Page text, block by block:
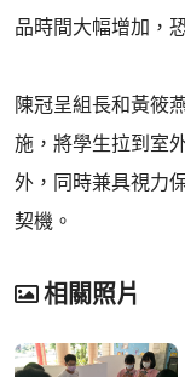
品時間大幅增加，
陳冠呈組長和黃筱
施，將學生拉到室
外，同時兼具視力
契機。
相關照片